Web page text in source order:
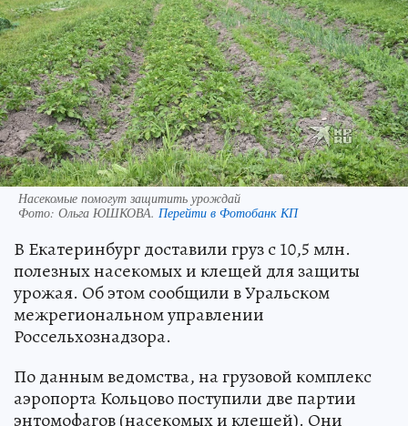
Насекомые помогут защитить урождай
Фото: Ольга ЮШКОВА. Перейти в Фотобанк КП
В Екатеринбург доставили груз с 10,5 млн.
полезных насекомых и клещей для защиты
урожая. Об этом сообщили в Уральском
межрегиональном управлении
Россельхознадзора.
По данным ведомства, на грузовой комплекс
аэропорта Кольцово поступили две партии
энтомофагов (насекомых и клещей). Они